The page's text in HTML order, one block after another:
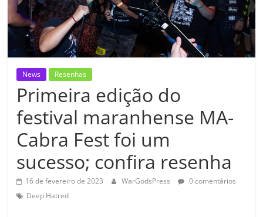
News Resenhas
Primeira edição do
festival maranhense MA-
Cabra Fest foi um
sucesso; confira resenha
16 de fevereiro de 2023 WarGodsPress
0 comentários
Deep Hatred